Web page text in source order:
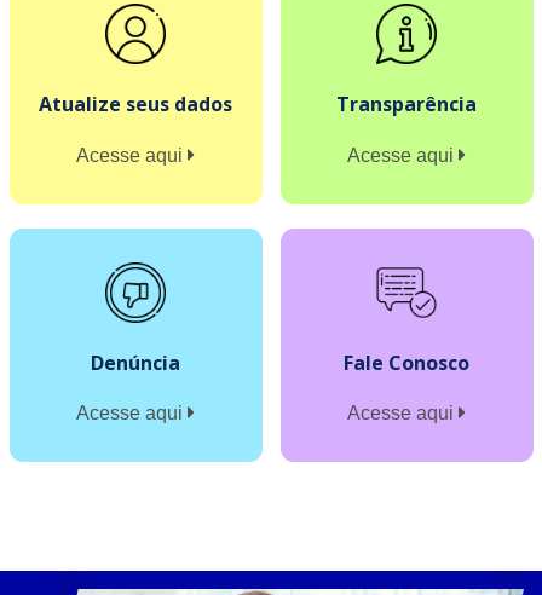
Atualize seus dados
Acesse aqui
Transparência
Acesse aqui
Denúncia
Acesse aqui
Fale Conosco
Acesse aqui